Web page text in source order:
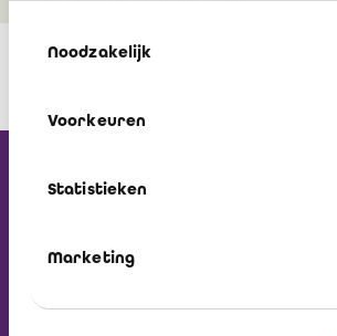
Noodzakelijk
Voorkeuren
Statistieken
Marketing
Recevez notre